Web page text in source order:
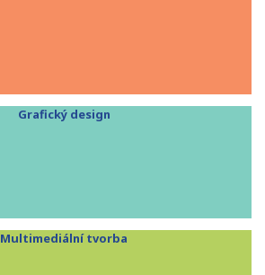
Grafický design
Multimediální tvorba